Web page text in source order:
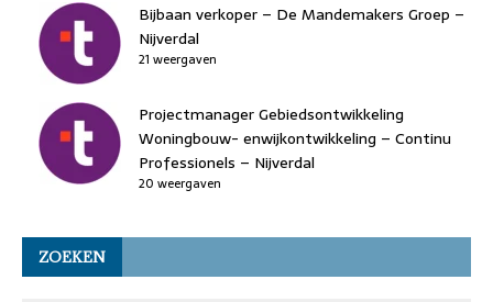
Bijbaan verkoper – De Mandemakers Groep –
Nijverdal
21 weergaven
Projectmanager Gebiedsontwikkeling
Woningbouw- enwijkontwikkeling – Continu
Professionels – Nijverdal
20 weergaven
ZOEKEN